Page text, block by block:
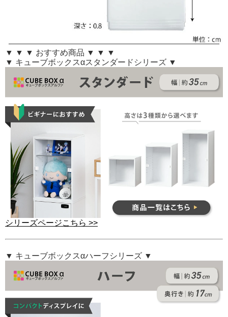
▼ ▼ ▼ おすすめ商品 ▼ ▼ ▼
▼ キューブボックスαスタンダードシリーズ ▼
シリーズページこちら >>
▼ キューブボックスαハーフシリーズ ▼